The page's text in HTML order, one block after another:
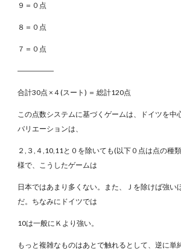
９＝０点
８＝０点
７＝０点
―――――
合計30点 ×４(スート) ＝ 総計120点
この点数システムに基づくゲームは、ドイツを中
バリエーションは、
２,３,４,10,11と０を除いても(以下０点は点の種
様で、こうしたゲームは
日本ではあまり多くない。また、Ｊを除けば強い
だ。ちなみにドイツでは
10は一般にＫより強い。
もっと複雑なものはあとで触れるとして、逆に単